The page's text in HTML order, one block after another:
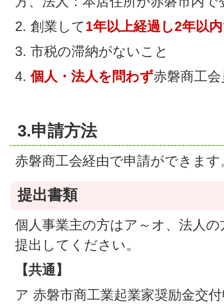
2. 創業して1年以上経過し2年以内
3. 市税の滞納がないこと
4.個人・法人を問わず赤磐商工
3.申請方法
赤磐商工会経由で申請ができます
提出書類
個人事業主の方はア～オ、法人
提出してください。
【共通】
ア 赤磐市商工業起業家奨励金交